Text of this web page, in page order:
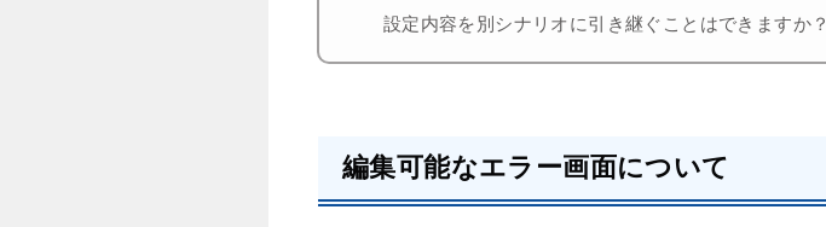
設定内容を別シナリオに引き継ぐことはできますか？
編集可能なエラー画面について